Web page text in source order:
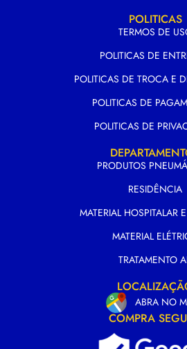
POLITICAS
TERMOS DE
POLITICAS DE
POLITICAS DE TROCA E
POLITICAS DE
POLITICAS DE
PRODUTOS
RESIDÊNCIA
MATERIAL HOSPITALAR
MATERIAL
TRATAMENTO
ABRA NO
COMPRA